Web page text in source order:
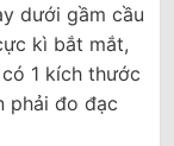
dưới gầm cầu
kì bắt mắt,
1 kích thước
phải đo đạc